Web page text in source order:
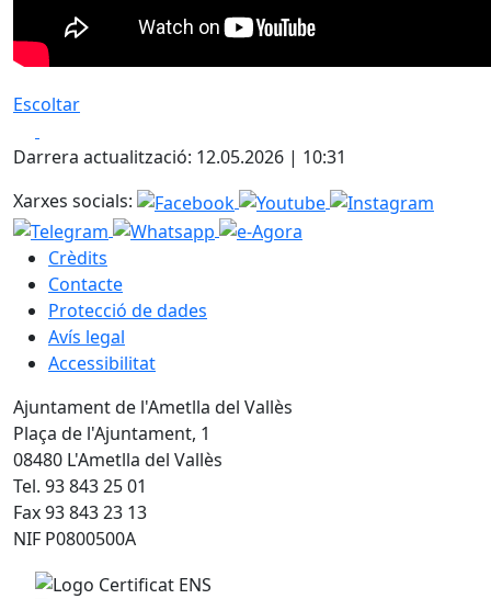
Escoltar
Darrera actualització: 12.05.2026 | 10:31
Xarxes socials:
Crèdits
Contacte
Protecció de dades
Avís legal
Accessibilitat
Ajuntament de l'Ametlla del Vallès
Plaça de l'Ajuntament, 1
08480 L'Ametlla del Vallès
Tel. 93 843 25 01
Fax 93 843 23 13
NIF P0800500A